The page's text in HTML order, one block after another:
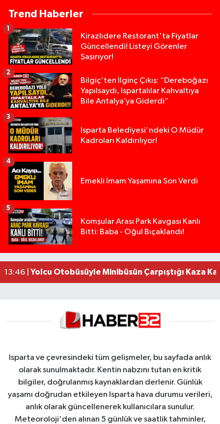
Trend Haberler
Kirazlıdere Restorant'ta Fiyatlar
Güncellendi! Listeyi Görenler
Şaşırıyor!
1
Bilgiç’ten İlginç Çıkış: “Dereboğazı
Yapılsaydı, Ispartalılar Kahvaltıya
Bile Antalya’ya Giderdi”
2
Isparta Belediyesi'ndeki O Müdür
Kadroları Kaldırılıyor!
3
Emekli İmam Yaşamına Son Verdi
4
Komşular Arası Park Kavgası Kanlı
Bitti: Baba - Oğul Bıçaklandı!
5
19:36 |Isparta’da Silah Operasyonu: 165 Tabanca Ele
17:18 |Anız Yangını Kazaya Neden Oldu: 13 Araç
17:08 |Alevlere Teslim Olan Gecekondu Kullanılamaz
13:46 | Yolcu Otobüsüyle Minibüsün Çarpıştığı Kaza
Isparta ve çevresindeki tüm gelişmeler, bu sayfada anlık
olarak sunulmaktadır. Kentin nabzını tutan en kritik
bilgiler, doğrulanmış kaynaklardan derlenir. Günlük
yaşamı doğrudan etkileyen Isparta hava durumu verileri,
anlık olarak güncellenerek kullanıcılara sunulur.
Meteoroloji'den alınan 5 günlük ve saatlik tahminler,